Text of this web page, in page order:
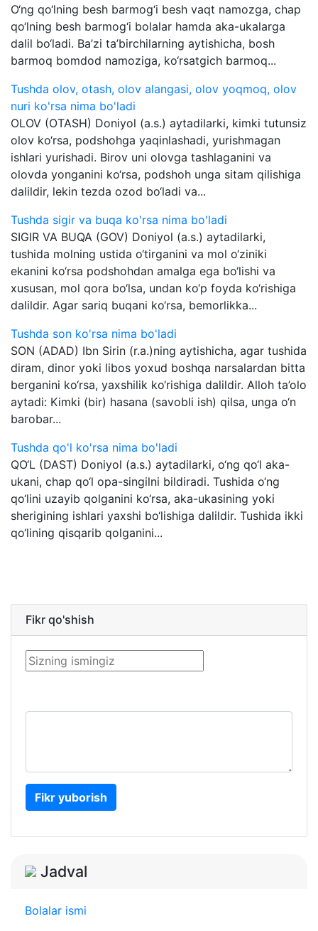
O‘ng qo‘lning besh barmog‘i besh vaqt namozga, chap
qo‘lning besh barmog‘i bolalar hamda aka-ukalarga
dalil bo‘ladi. Ba’zi ta’birchilarning aytishicha, bosh
barmoq bomdod namoziga, ko‘rsatgich barmoq...
Tushda olov, otash, olov alangasi, olov yoqmoq, olov
nuri ko'rsa nima bo'ladi
OLOV (OTASH) Doniyol (a.s.) aytadilarki, kimki tutunsiz
olov ko‘rsa, podshohga yaqinlashadi, yurishmagan
ishlari yurishadi. Birov uni olovga tashlaganini va
olovda yonganini ko‘rsa, podshoh unga sitam qilishiga
dalildir, lekin tezda ozod bo‘ladi va...
Tushda sigir va buqa ko'rsa nima bo'ladi
SIGIR VA BUQA (GOV) Doniyol (a.s.) aytadilarki,
tushida molning ustida o‘tirganini va mol o‘ziniki
ekanini ko‘rsa podshohdan amalga ega bo‘lishi va
xususan, mol qora bo‘lsa, undan ko‘p foyda ko‘rishiga
dalildir. Agar sariq buqani ko‘rsa, bemorlikka...
Tushda son ko'rsa nima bo'ladi
SON (ADAD) Ibn Sirin (r.a.)ning aytishicha, agar tushida
diram, dinor yoki libos yoxud boshqa narsalardan bitta
berganini ko‘rsa, yaxshilik ko‘rishiga dalildir. Alloh ta’olo
aytadi: Kimki (bir) hasana (savobli ish) qilsa, unga o‘n
barobar...
Tushda qo'l ko'rsa nima bo'ladi
QO‘L (DAST) Doniyol (a.s.) aytadilarki, o‘ng qo‘l aka-
ukani, chap qo‘l opa-singilni bildiradi. Tushida o‘ng
qo‘lini uzayib qolganini ko‘rsa, aka-ukasining yoki
sherigining ishlari yaxshi bo‘lishiga dalildir. Tushida ikki
qo‘lining qisqarib qolganini...
Fikr qo'shish
Fikr yuborish
Jadval
Bolalar ismi